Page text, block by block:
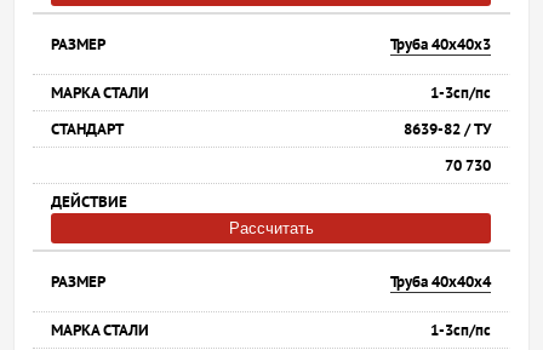
Труба 40х40х3
1-3сп/пс
8639-82 / ТУ
70 730
Рассчитать
Труба 40х40х4
1-3сп/пс